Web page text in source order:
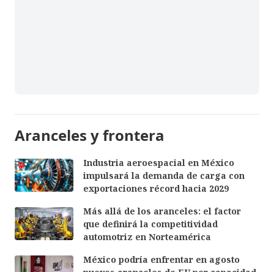
Aranceles y frontera
Industria aeroespacial en México
impulsará la demanda de carga con
exportaciones récord hacia 2029
Más allá de los aranceles: el factor
que definirá la competitividad
automotriz en Norteamérica
México podría enfrentar en agosto